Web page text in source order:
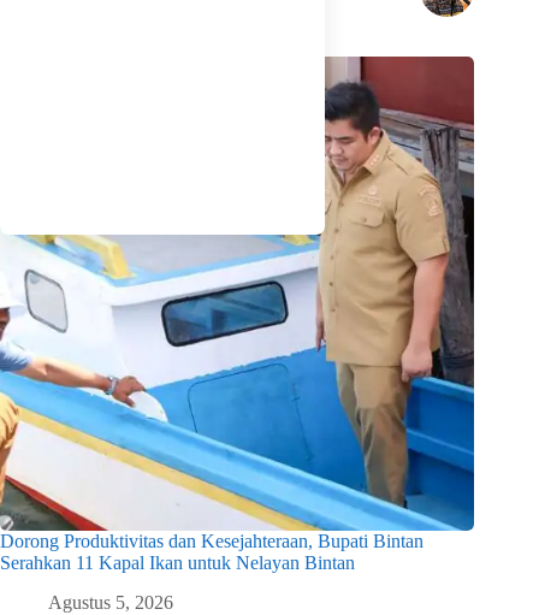
Dorong Produktivitas dan Kesejahteraan, Bupati Bintan
Serahkan 11 Kapal Ikan untuk Nelayan Bintan
Agustus 5, 2026